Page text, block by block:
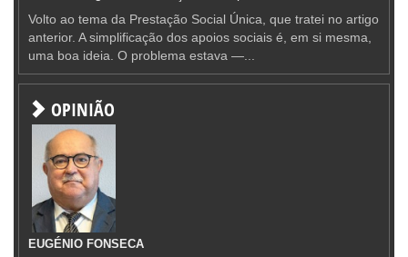
Volto ao tema da Prestação Social Única, que tratei no artigo
anterior. A simplificação dos apoios sociais é, em si mesma,
uma boa ideia. O problema estava —...
OPINIÃO
EUGÉNIO FONSECA